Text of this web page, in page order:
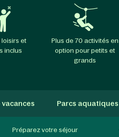
loisirs et
inclus
Plus de 70 activités en
option pour petits et
grands
vacances Parcs aquatiques
Préparez votre séjour